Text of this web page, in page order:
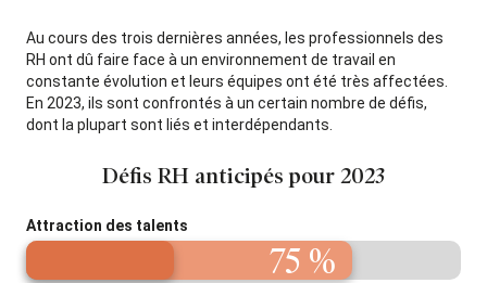
Au cours des trois dernières années, les professionnels des
RH ont dû faire face à un environnement de travail en
constante évolution et leurs équipes ont été très affectées.
En 2023, ils sont confrontés à un certain nombre de défis,
dont la plupart sont liés et interdépendants.
Défis RH anticipés pour 2023
Attraction des talents
75 %